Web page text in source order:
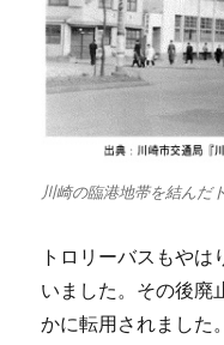
川崎の臨港地帯を結んだ
トロリーバスもや
いました。その後廃
かに転用されました